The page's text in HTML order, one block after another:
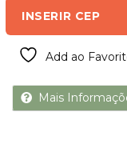
INSERIR CEP
Add ao
Mais